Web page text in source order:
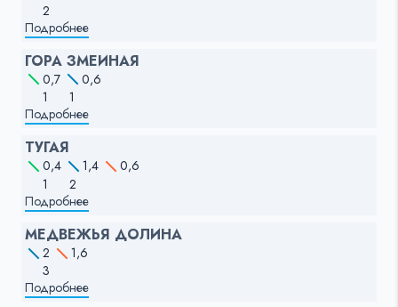
2
Подробнее
ГОРА ЗМЕИНАЯ
0,7
0,6
1
1
Подробнее
ТУГАЯ
0,4 1,4
0,6
1
2
Подробнее
МЕДВЕЖЬЯ ДОЛИНА
2
1,6
3
Подробнее